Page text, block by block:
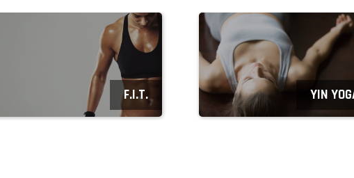
YIN YOGA